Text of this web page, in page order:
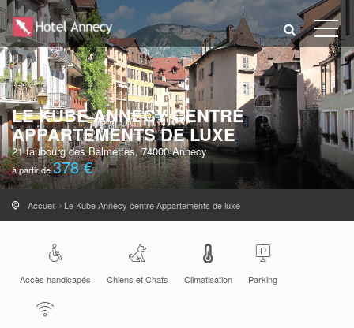
LE KUBE ANNECY CENTRE
APPARTEMENTS DE LUXE
21 faubourg des Balmettes, 74000 Annecy
à partir de378 €
Accueil Le Kube Annecy centre Appartements de luxe
Accès handicapés Chiens et Chats Climatisation Parking